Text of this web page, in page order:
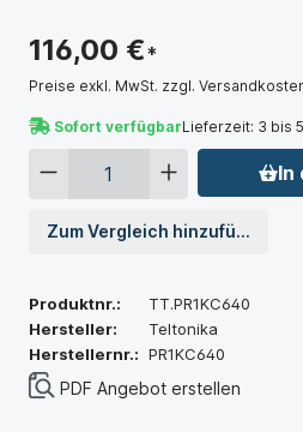
116,00 €*
Preise exkl. MwSt. zzgl.
Sofort verfügbarLieferzeit: 3 bis
In
Zum Vergleich hinzufügen
Produktnr.:
TT.PR1KC640
Hersteller:
Teltonika
Herstellernr.: PR1KC640
PDF Angebot erstellen